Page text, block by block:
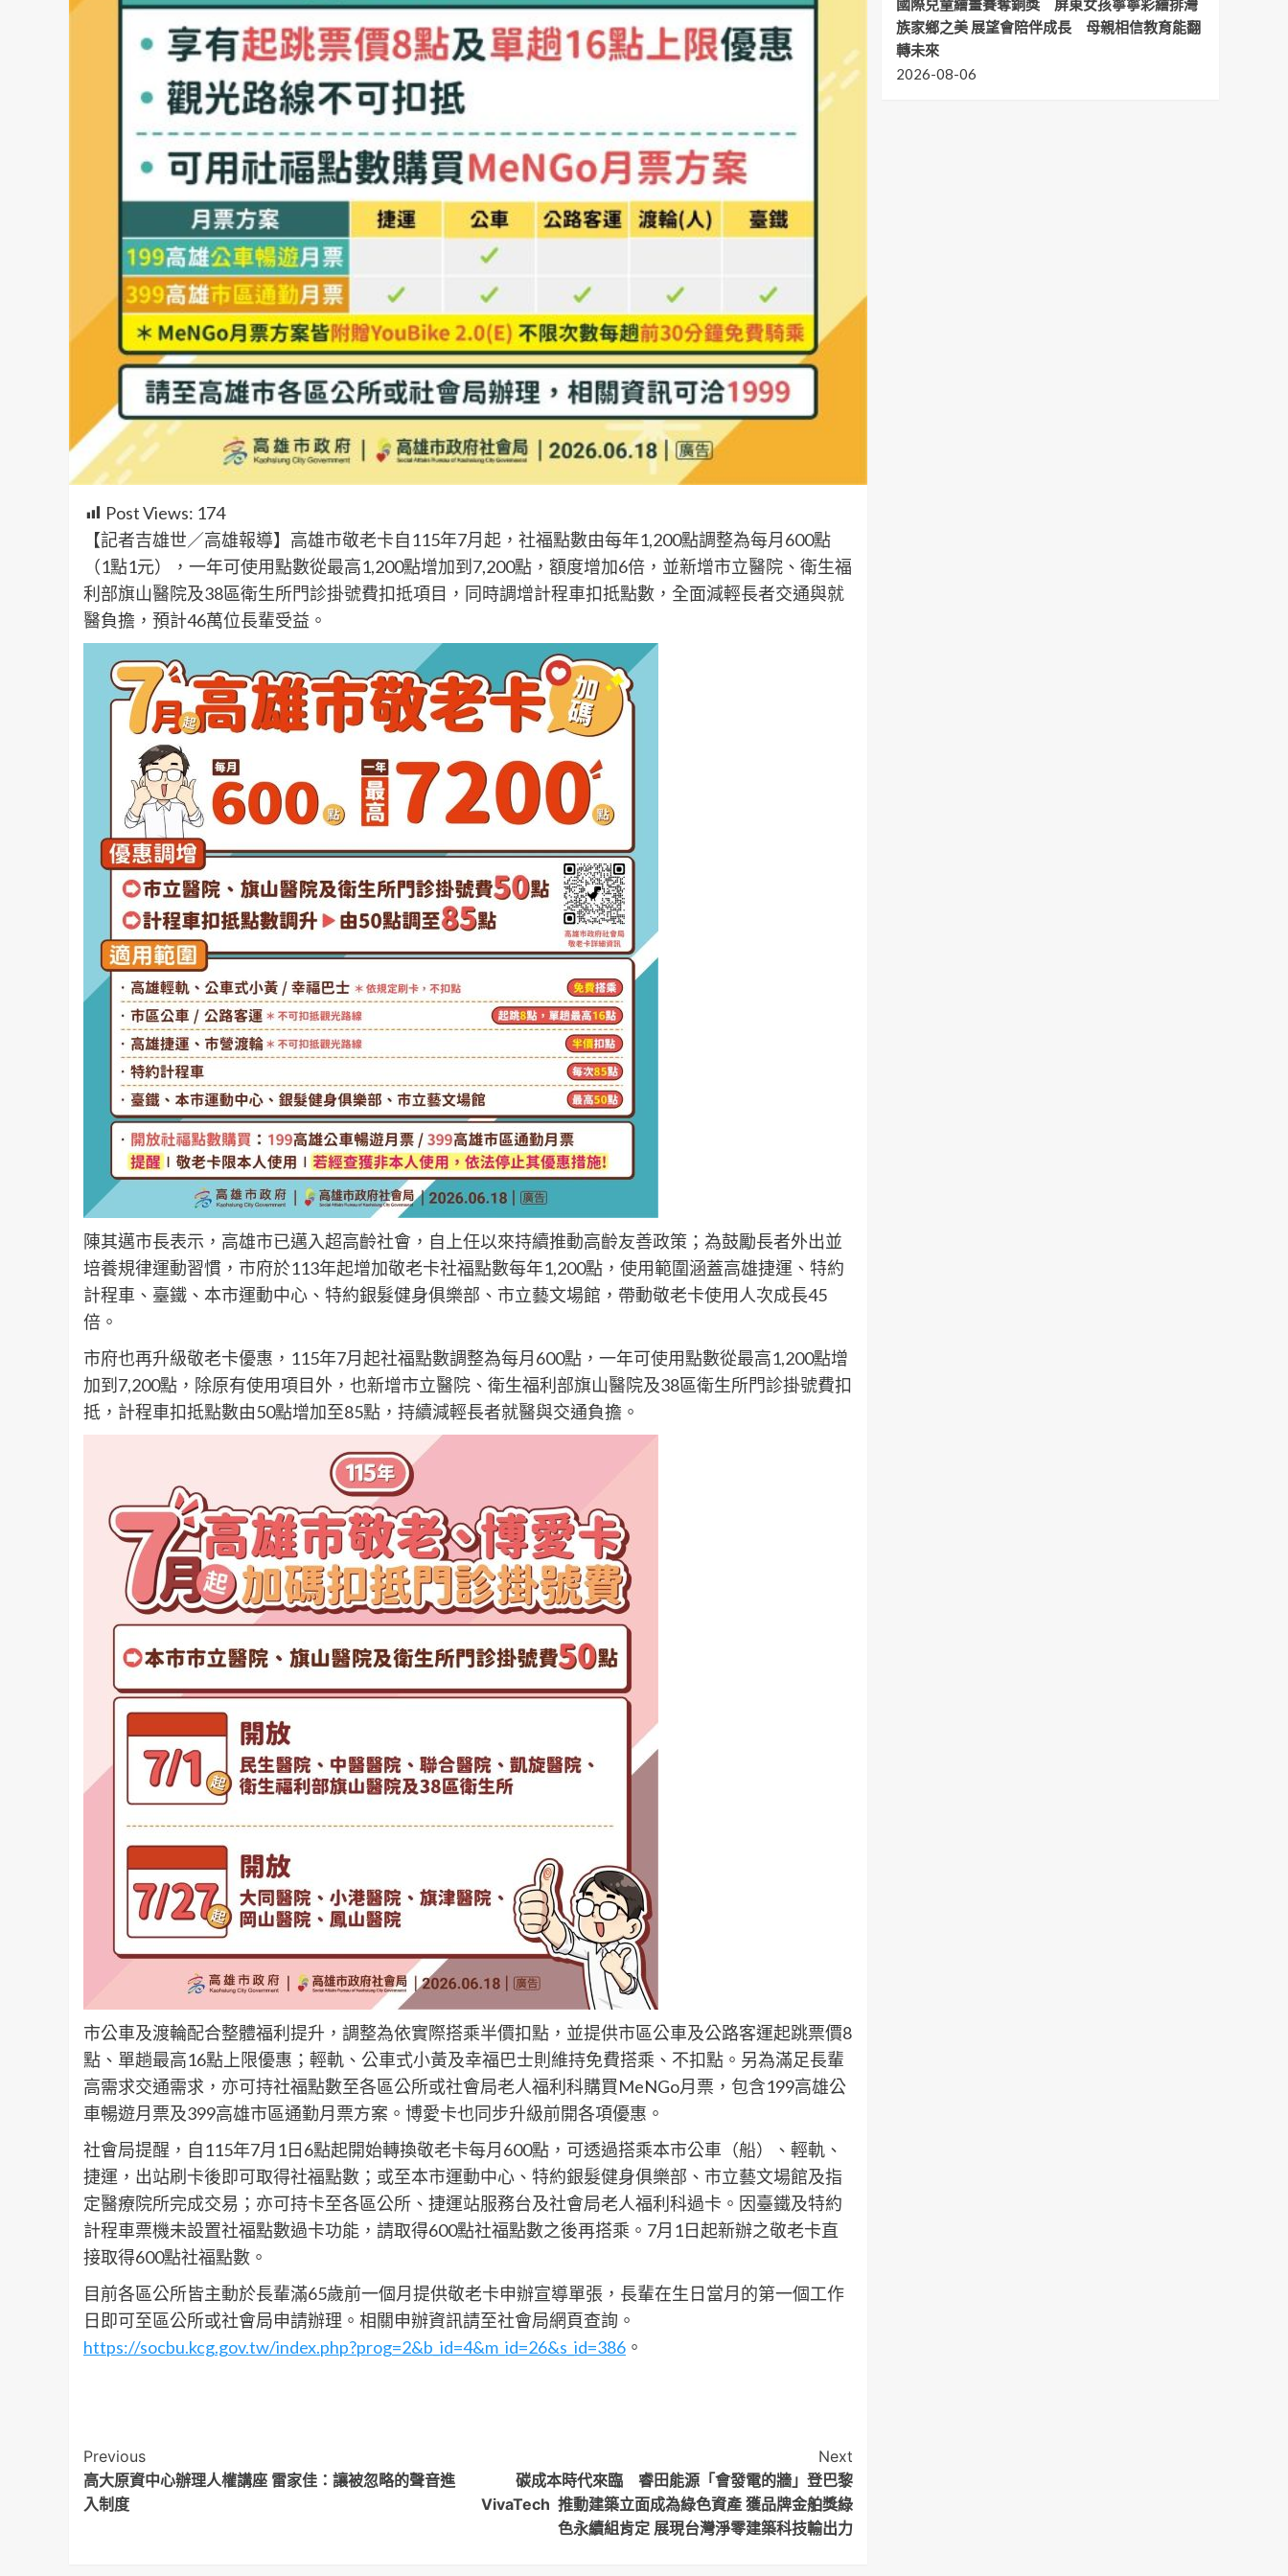
Post Views: 174
【記者吉雄世／高雄報導】高雄市敬老卡自115年7月起，社福點數由每年1,200點調整為每月600點
（1點1元），一年可使用點數從最高1,200點增加到7,200點，額度增加6倍，並新增市立醫院、衛生福
利部旗山醫院及38區衛生所門診掛號費扣抵項目，同時調增計程車扣抵點數，全面減輕長者交通與就
醫負擔，預計46萬位長輩受益。
陳其邁市長表示，高雄市已邁入超高齡社會，自上任以來持續推動高齡友善政策；為鼓勵長者外出並
培養規律運動習慣，市府於113年起增加敬老卡社福點數每年1,200點，使用範圍涵蓋高雄捷運、特約
計程車、臺鐵、本市運動中心、特約銀髮健身俱樂部、市立藝文場館，帶動敬老卡使用人次成長45
倍。
市府也再升級敬老卡優惠，115年7月起社福點數調整為每月600點，一年可使用點數從最高1,200點增
加到7,200點，除原有使用項目外，也新增市立醫院、衛生福利部旗山醫院及38區衛生所門診掛號費扣
抵，計程車扣抵點數由50點增加至85點，持續減輕長者就醫與交通負擔。
市公車及渡輪配合整體福利提升，調整為依實際搭乘半價扣點，並提供市區公車及公路客運起跳票價8
點、單趟最高16點上限優惠；輕軌、公車式小黃及幸福巴士則維持免費搭乘、不扣點。另為滿足長輩
高需求交通需求，亦可持社福點數至各區公所或社會局老人福利科購買MeNGo月票，包含199高雄公
車暢遊月票及399高雄市區通勤月票方案。博愛卡也同步升級前開各項優惠。
社會局提醒，自115年7月1日6點起開始轉換敬老卡每月600點，可透過搭乘本市公車（船）、輕軌、
捷運，出站刷卡後即可取得社福點數；或至本市運動中心、特約銀髮健身俱樂部、市立藝文場館及指
定醫療院所完成交易；亦可持卡至各區公所、捷運站服務台及社會局老人福利科過卡。因臺鐵及特約
計程車票機未設置社福點數過卡功能，請取得600點社福點數之後再搭乘。7月1日起新辦之敬老卡直
接取得600點社福點數。
目前各區公所皆主動於長輩滿65歲前一個月提供敬老卡申辦宣導單張，長輩在生日當月的第一個工作
日即可至區公所或社會局申請辦理。相關申辦資訊請至社會局網頁查詢。
https://socbu.kcg.gov.tw/index.php?prog=2&b_id=4&m_id=26&s_id=386 。
Post
Navigation
Previous
高大原資中心辦理人權講座 雷家佳：讓被忽略的聲音進
入制度
Next
碳成本時代來臨 睿田能源「會發電的牆」登巴黎
VivaTech 推動建築立面成為綠色資產 獲品牌金舶獎綠
色永續組肯定 展現台灣淨零建築科技輸出力
國際兒童繪畫賽奪銅獎 屏東女孩寧寧彩繪排灣
族家鄉之美 展望會陪伴成長 母親相信教育能翻
轉未來
2026-08-06